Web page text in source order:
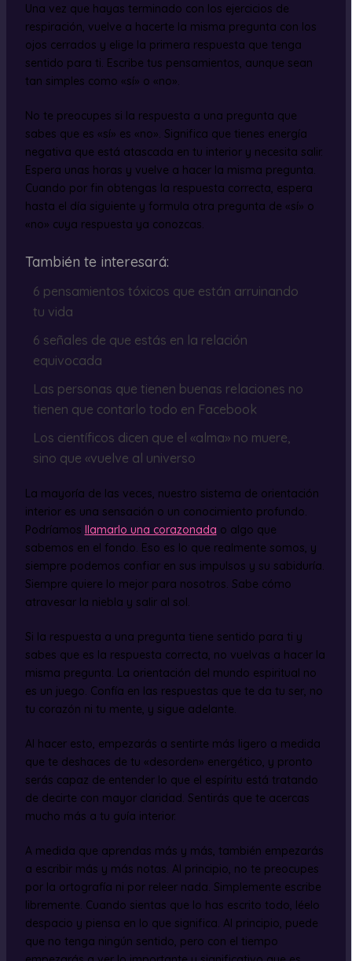
Una vez que hayas terminado con los ejercicios de
respiración, vuelve a hacerte la misma pregunta con los
ojos cerrados y elige la primera respuesta que tenga
sentido para ti. Escribe tus pensamientos, aunque sean
tan simples como «sí» o «no».
No te preocupes si la respuesta a una pregunta que
sabes que es «sí» es «no». Significa que tienes energía
negativa que está atascada en tu interior y necesita salir.
Espera unas horas y vuelve a hacer la misma pregunta.
Cuando por fin obtengas la respuesta correcta, espera
hasta el día siguiente y formula otra pregunta de «sí» o
«no» cuya respuesta ya conozcas.
También te interesará:
6 pensamientos tóxicos que están arruinando
tu vida
6 señales de que estás en la relación
equivocada
Las personas que tienen buenas relaciones no
tienen que contarlo todo en Facebook
Los científicos dicen que el «alma» no muere,
sino que «vuelve al universo
La mayoría de las veces, nuestro sistema de orientación
interior es una sensación o un conocimiento profundo.
Podríamos llamarlo una corazonada o algo que
sabemos en el fondo. Eso es lo que realmente somos, y
siempre podemos confiar en sus impulsos y su sabiduría.
Siempre quiere lo mejor para nosotros. Sabe cómo
atravesar la niebla y salir al sol.
Si la respuesta a una pregunta tiene sentido para ti y
sabes que es la respuesta correcta, no vuelvas a hacer la
misma pregunta. La orientación del mundo espiritual no
es un juego. Confía en las respuestas que te da tu ser, no
tu corazón ni tu mente, y sigue adelante.
Al hacer esto, empezarás a sentirte más ligero a medida
que te deshaces de tu «desorden» energético, y pronto
serás capaz de entender lo que el espíritu está tratando
de decirte con mayor claridad. Sentirás que te acercas
mucho más a tu guía interior.
A medida que aprendas más y más, también empezarás
a escribir más y más notas. Al principio, no te preocupes
por la ortografía ni por releer nada. Simplemente escribe
libremente. Cuando sientas que lo has escrito todo, léelo
despacio y piensa en lo que significa. Al principio, puede
que no tenga ningún sentido, pero con el tiempo